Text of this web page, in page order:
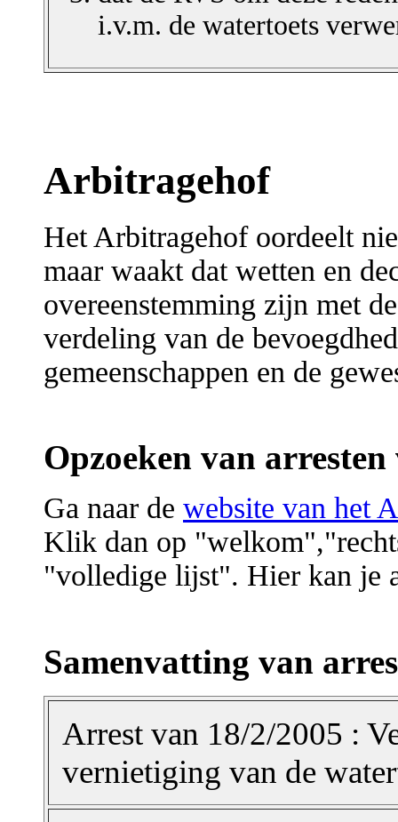
i.v.m. de watertoets
Arbitragehof
Het Arbitragehof oordeelt
maar waakt dat wetten en
overeenstemming zijn met
verdeling van de
gemeenschappen en de
Opzoeken van
Ga naar de website van het
Klik dan op
"volledige lijst". Hier kan je
Samenvatting van
Arrest van 18/2/2005 :
vernietiging van de